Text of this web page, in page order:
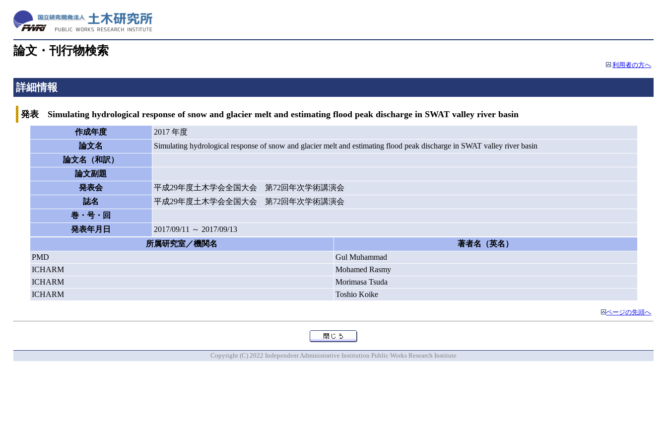
論文・刊行物検索
利用者の方へ
詳細情報
発表 Simulating hydrological response of snow and glacier melt and estimating flood peak discharge in SWAT valley river basin
作成年度
2017 年度
論文名
Simulating hydrological response of snow and glacier melt and estimating flood peak discharge in SWAT valley river basin
論文名（和訳）
論文副題
発表会
平成29年度土木学会全国大会 第72回年次学術講演会
誌名
平成29年度土木学会全国大会 第72回年次学術講演会
巻・号・回
発表年月日
2017/09/11 ～ 2017/09/13
所属研究室／機関名
著者名（英名）
PMD
Gul Muhammad
ICHARM
Mohamed Rasmy
ICHARM
Morimasa Tsuda
ICHARM
Toshio Koike
ページの先頭へ
Copyright (C) 2022 Independent Administrative Institution Public Works Research Institute